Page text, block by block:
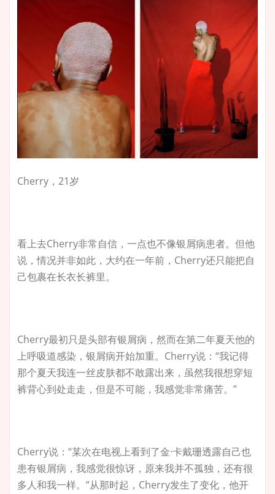
Cherry，21岁
看上去Cherry非常自信，一点也不像银屑病患者。但他
说，情况并非如此，大约在一年前，Cherry还只能把自
己包裹在长衣长裤里。
Cherry最初只是头部有银屑病，然而在第二年夏天他的
上呼吸道感染，银屑病开始加重。Cherry说：“我记得
那个夏天我连一丝皮肤都不敢露出来，虽然我很想穿短
裤背心到处走走，但是不可能，我感觉非常痛苦。”
Cherry说：“某次在电视上看到了金·卡戴珊透露自己也
患有银屑病，我感觉很惊讶，原来我并不孤独，还有很
多人和我一样。”从那时起，Cherry发生了变化，他开